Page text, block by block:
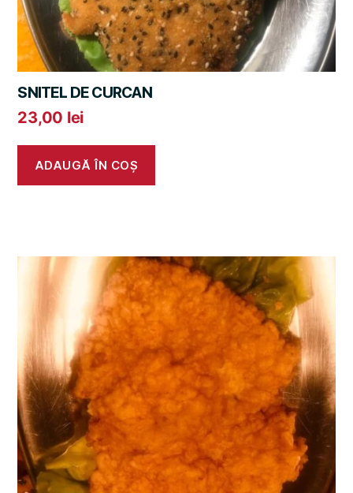
SNITEL DE CURCAN
23,00 lei
ADAUGĂ ÎN COȘ